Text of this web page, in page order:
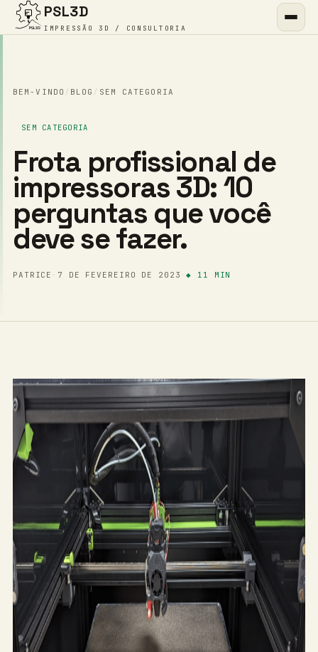
PSL3D
IMPRESSÃO 3D / CONSULTORIA
BEM-VINDO / BLOG / SEM CATEGORIA
SEM CATEGORIA
Frota profissional de
impressoras 3D: 10
perguntas que você
deve se fazer.
PATRICE · 7 DE FEVEREIRO DE 2023 ·◆ 11 MIN